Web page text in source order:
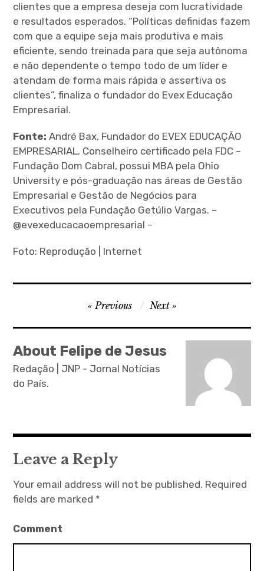
clientes que a empresa deseja com lucratividade
e resultados esperados. “Políticas definidas fazem
com que a equipe seja mais produtiva e mais
eficiente, sendo treinada para que seja autônoma
e não dependente o tempo todo de um líder e
atendam de forma mais rápida e assertiva os
clientes”, finaliza o fundador do Evex Educação
Empresarial.
Fonte:André Bax, Fundador do EVEX EDUCAÇÃO
EMPRESARIAL. Conselheiro certificado pela FDC –
Fundação Dom Cabral, possui MBA pela Ohio
University e pós-graduação nas áreas de Gestão
Empresarial e Gestão de Negócios para
Executivos pela Fundação Getúlio Vargas. –
@evexeducacaoempresarial –
Foto: Reprodução | Internet
o
s
t
n
i
g
a
t
o
n
Previous Next
About Felipe de Jesus
Redação | JNP - Jornal Notícias
do País.
Leave a Reply
Your email address will not be published. Required
fields are marked *
Comment